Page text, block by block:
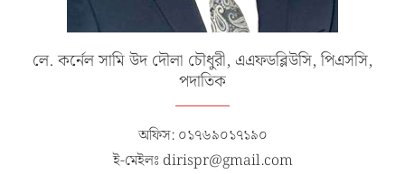
লে. কর্নেল সামি উদ দৌলা চৌধুরী, এএফডব্লিউসি, পিএসসি,
পদাতিক
অফিস: ০১৭৬৯০১৭১৯০
ই-মেইলঃ dirispr@gmail.com